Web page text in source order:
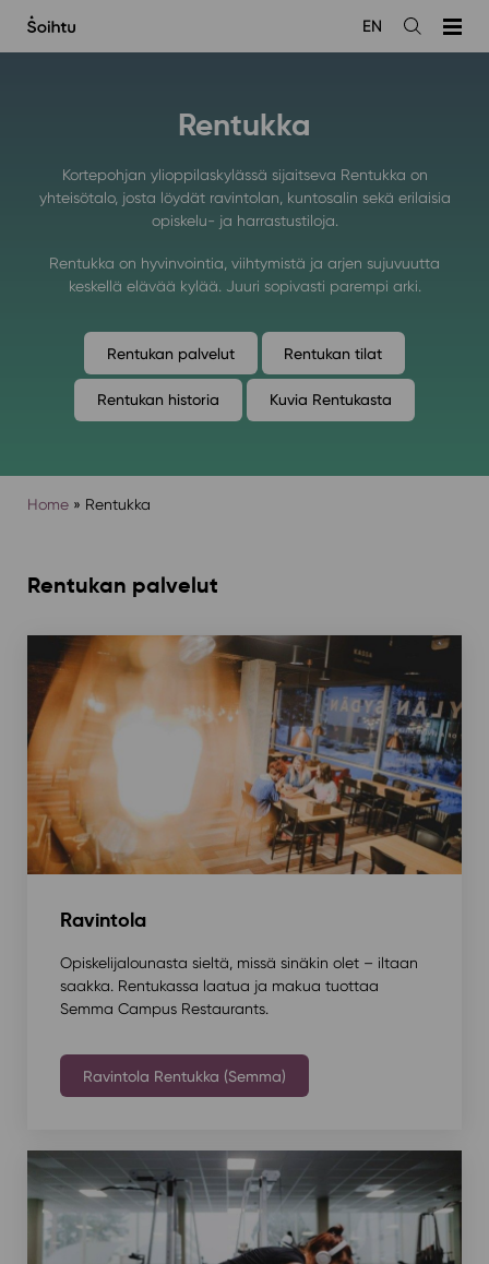
sisältöön
Avaa
EN
Home» Rentukka
Rentukka
Kortepohjan ylioppilaskylässä sijaitseva Rentukka on
yhteisötalo, josta löydät ravintolan, kuntosalin sekä erilaisia
opiskelu- ja harrastustiloja.
Rentukka on hyvinvointia, viihtymistä ja arjen sujuvuutta
keskellä elävää kylää. Juuri sopivasti parempi arki.
Rentukan palvelut Rentukan tilat
Rentukan historia Kuvia Rentukasta
Rentukan palvelut
Ravintola
Opiskelijalounasta sieltä, missä sinäkin olet – iltaan
saakka. Rentukassa laatua ja makua tuottaa
Semma Campus Restaurants.
Ravintola Rentukka (Semma)